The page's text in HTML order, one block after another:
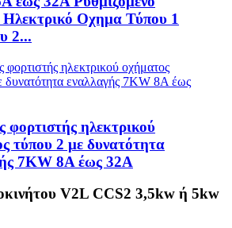
Οχημα Τύπου 1
2...
φορτιστής ηλεκτρικού
τύπου 2 με δυνατότητα
7KW 8A έως 32A
V2L CCS2 3,5kw ή 5kw